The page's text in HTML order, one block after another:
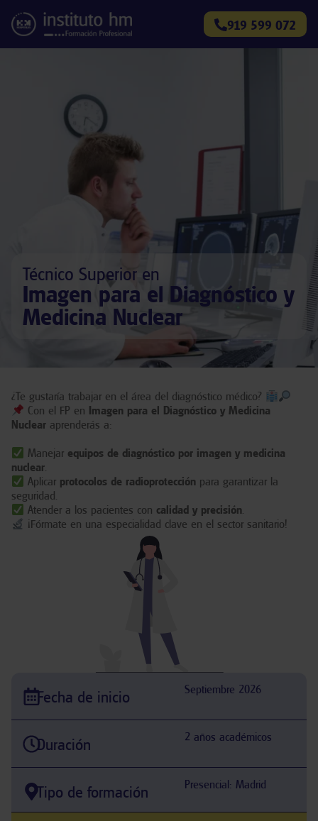
919 599 072
Técnico Superior en
Imagen para el Diagnóstico y
Medicina Nuclear
¿Te gustaría trabajar en el área del diagnóstico médico?
Con el FP en Imagen para el Diagnóstico y Medicina
Nuclear aprenderás a:
Manejar equipos de diagnóstico por imagen y medicina
nuclear.
Aplicar protocolos de radioprotección para garantizar la
seguridad.
Atender a los pacientes con calidad y precisión.
¡Fórmate en una especialidad clave en el sector sanitario!
Fecha de inicio Septiembre 2026
Duración 2 años académicos
Tipo de formación Presencial: Madrid